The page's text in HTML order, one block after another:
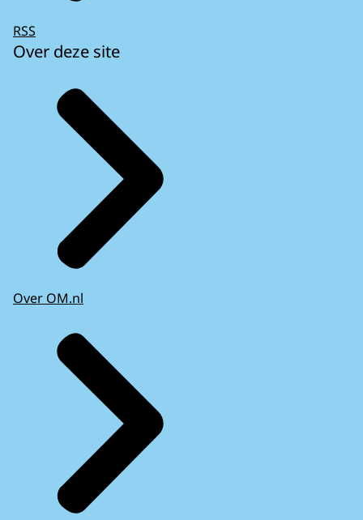
RSS
Over deze site
Over OM.nl